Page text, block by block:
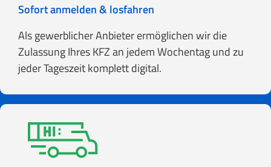
Sofort anmelden & losfahren
Als gewerblicher Anbieter ermöglichen wir die
Zulassung Ihres KFZ an jedem Wochentag und zu
jeder Tageszeit komplett digital.